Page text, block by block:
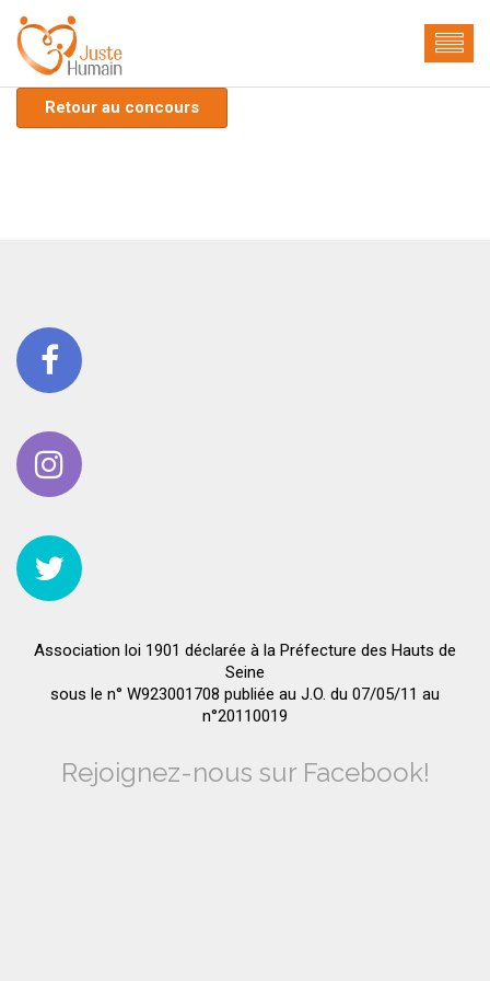
Retour au concours
Association loi 1901 déclarée à la Préfecture des Hauts de
Seine
sous le n° W923001708 publiée au J.O. du 07/05/11 au
n°20110019
Rejoignez-nous sur Facebook!